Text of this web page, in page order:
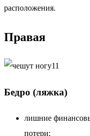
расположения.
Правая
Бедро (ляжка)
лишние
потери;